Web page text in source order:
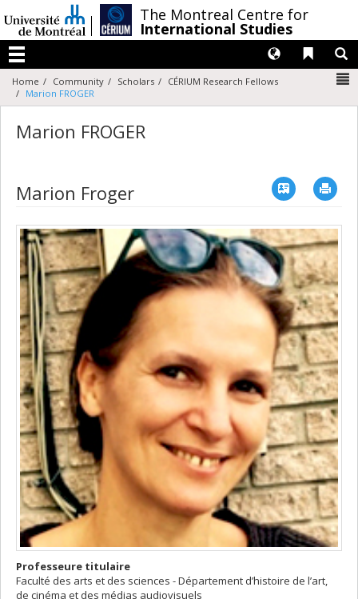
au
contenu
The Montreal Centre for
International Studies
Menu
Liens
Langues
Home Community Scholars
CÉRIUM Research Fellows
Marion FROGER
Marion FROGER
Marion Froger Vcard
Professeure titulaire
Faculté des arts et des sciences - Département d’histoire de l’art,
de cinéma et des médias audiovisuels